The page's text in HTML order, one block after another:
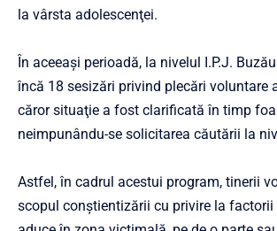
la vârsta adolescenţei.
În aceeaşi perioadă, la nivelul I.P.J.
încă 18 sesizări privind plecări voluntare
căror situaţie a fost clarificată în timp
neimpunându-se solicitarea căutării la
Astfel, în cadrul acestui program, tinerii
scopul conştientizării cu privire la factorii